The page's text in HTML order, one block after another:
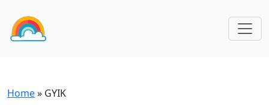
Home» GYIK